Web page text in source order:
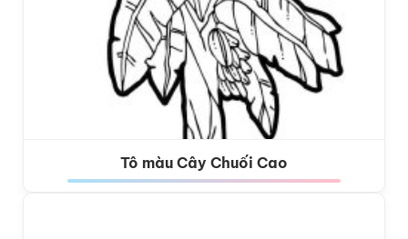
Tô màu Cây Chuối Cao